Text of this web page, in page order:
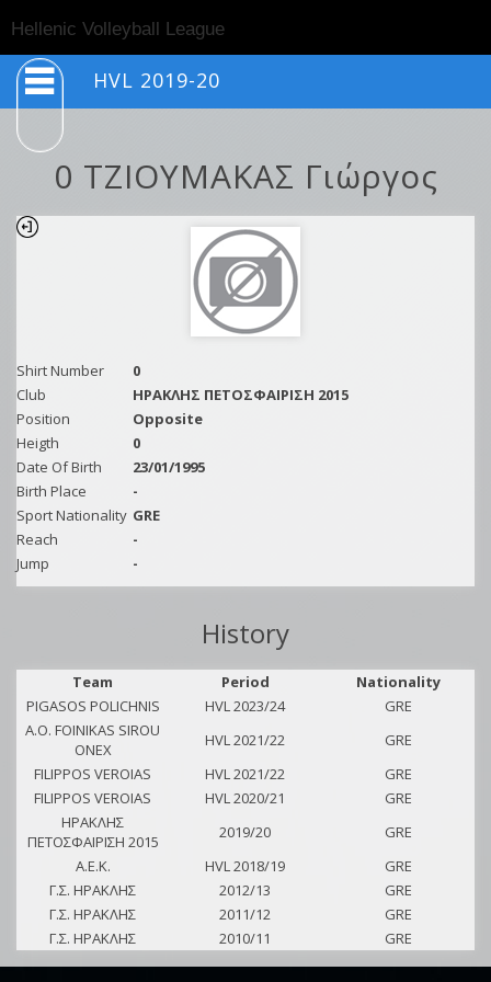
Hellenic Volleyball League
HVL 2019-20
0 ΤΖΙΟΥΜΑΚΑΣ Γιώργος
Shirt Number
0
Club
ΗΡΑΚΛΗΣ ΠΕΤΟΣΦΑΙΡΙΣΗ 2015
Position
Opposite
Heigth
0
Date Of Birth
23/01/1995
Birth Place
-
Sport Nationality GRE
Reach
-
Jump
-
History
Team Period
Nationality
PIGASOS POLICHNIS
HVL 2023/24
GRE
A.O. FOINIKAS SIROU
ONEX
HVL 2021/22
GRE
FILIPPOS VEROIAS
HVL 2021/22
GRE
FILIPPOS VEROIAS
HVL 2020/21
GRE
ΗΡΑΚΛΗΣ
ΠΕΤΟΣΦΑΙΡΙΣΗ 2015
2019/20
GRE
A.E.K.
HVL 2018/19
GRE
Γ.Σ. ΗΡΑΚΛΗΣ
2012/13
GRE
Γ.Σ. ΗΡΑΚΛΗΣ
2011/12
GRE
Γ.Σ. ΗΡΑΚΛΗΣ
2010/11 GRE